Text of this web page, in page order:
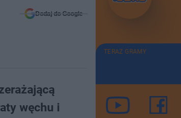
Dodaj do Google
węchu i
TERAZ GRAMY